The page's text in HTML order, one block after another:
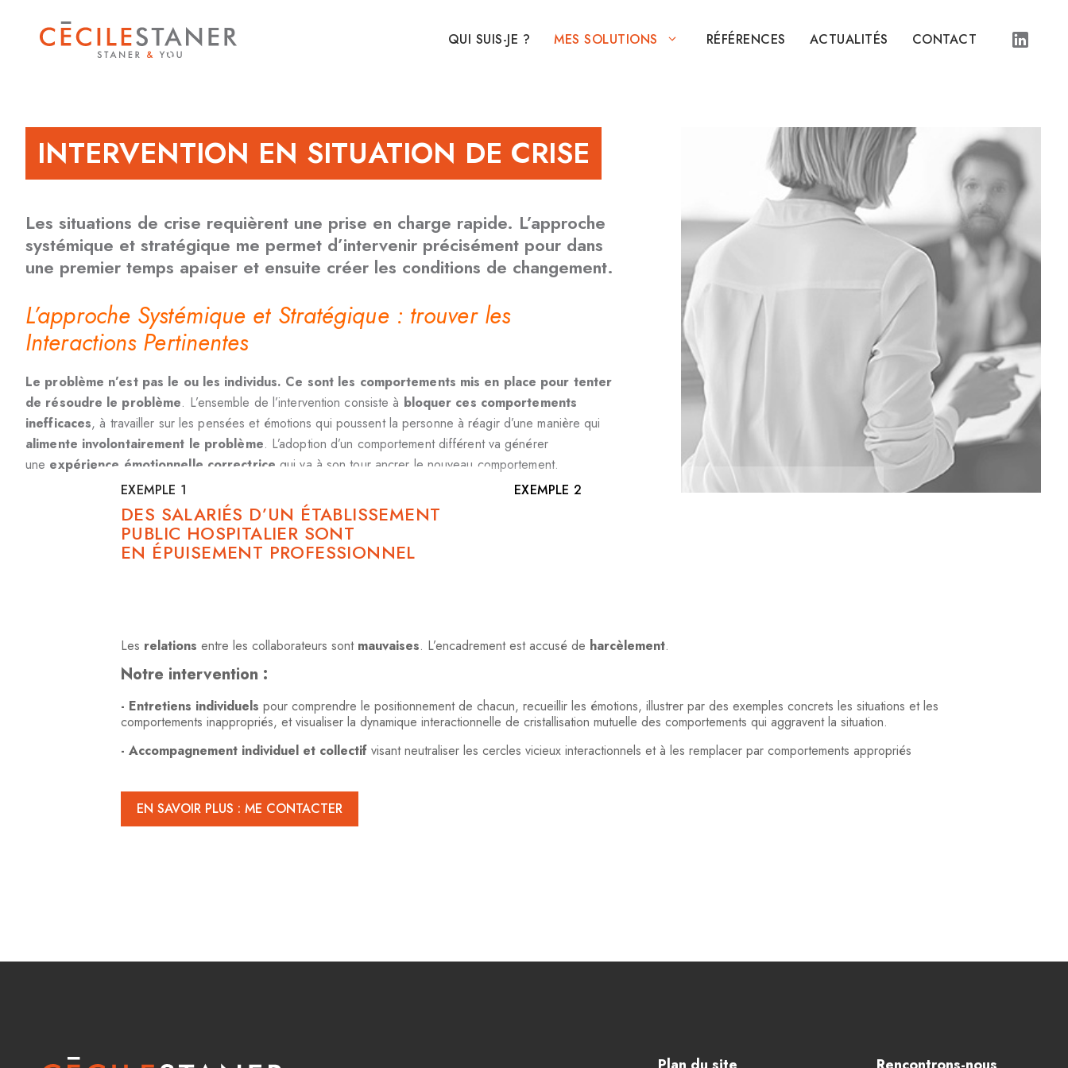
QUI SUIS-JE ? MES SOLUTIONS RÉFÉRENCES ACTUALITÉS CONTACT
INTERVENTION EN SITUATION DE CRISE
Les situations de crise requièrent une prise en charge rapide. L’approche
systémique et stratégique me permet d’intervenir précisément pour dans
une premier temps apaiser et ensuite créer les conditions de changement.
L’approche Systémique et Stratégique : trouver les
Interactions Pertinentes
Le problème n’est pas le ou les individus. Ce sont les comportements mis en place pour tenter
de résoudre le problème. L’ensemble de l’intervention consiste à bloquer ces comportements
inefficaces, à travailler sur les pensées et émotions qui poussent la personne à réagir d’une manière qui
alimente involontairement le problème. L’adoption d’un comportement différent va générer
une expérience émotionnelle correctricequi va à son tour ancrer le nouveau comportement.
EXEMPLE 1
DES SALARIÉS D’UN ÉTABLISSEMENT
PUBLIC HOSPITALIER SONT
EN ÉPUISEMENT PROFESSIONNEL
EXEMPLE 2
Les relations entre les collaborateurs sont mauvaises. L’encadrement est accusé de harcèlement.
Notre intervention :
- Entretiens individuels pour comprendre le positionnement de chacun, recueillir les émotions, illustrer par des exemples concrets les situations et les
comportements inappropriés, et visualiser la dynamique interactionnelle de cristallisation mutuelle des comportements qui aggravent la situation.
- Accompagnement individuel et collectif visant neutraliser les cercles vicieux interactionnels et à les remplacer par comportements appropriés
EN SAVOIR PLUS : ME CONTACTER